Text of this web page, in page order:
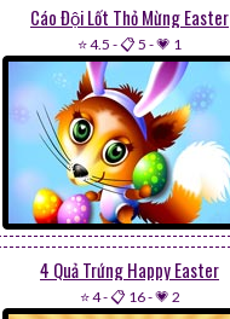
Cáo Đội Lốt Thỏ Mừng Easter
⭐ 4.5 -📋 5 -💗 1
4 Quả Trứng Happy Easter
⭐ 4-📋 16-💗 2